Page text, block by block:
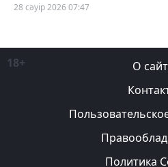
28 сәуір 2026 07:47
18+
О
Политика